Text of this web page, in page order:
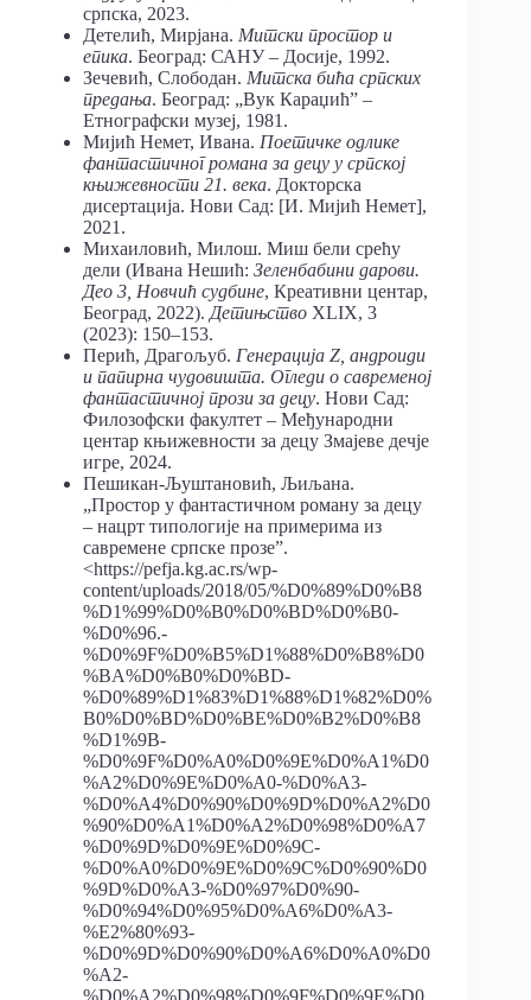
српска, 2023.
Детелић, Мирјана. Митски простор и
епика. Београд: САНУ – Досије, 1992.
Зечевић, Слободан. Митска бића српских
предања. Београд: „Вук Караџић” –
Етнографски музеј, 1981.
Мијић Немет, Иванa. Поетичке одлике
фантастичног романа за децу у српској
књижевности 21. века. Докторска
дисертација. Нови Сад: [И. Мијић Немет],
2021.
Михаиловић, Милош. Миш бели срећу
дели (Ивана Нешић: Зеленбабини дарови.
Део 3, Новчић судбине, Креативни центар,
Београд, 2022). Детињство XLIX, 3
(2023): 150–153.
Перић, Драгољуб. Генерација Z, андроиди
и папирна чудовишта. Огледи о савременој
фантастичној прози за децу. Нови Сад:
Филозофски факултет – Међународни
центар књижевности за децу Змајеве дечје
игре, 2024.
Пешикан-Љуштановић, Љиљана.
„Простор у фантастичном роману за децу
– нацрт типологије на примерима из
савремене српске прозе”.
<https://pefja.kg.ac.rs/wp-
content/uploads/2018/05/%D0%89%D0%B8
%D1%99%D0%B0%D0%BD%D0%B0-
%D0%96.-
%D0%9F%D0%B5%D1%88%D0%B8%D0
%BA%D0%B0%D0%BD-
%D0%89%D1%83%D1%88%D1%82%D0%
B0%D0%BD%D0%BE%D0%B2%D0%B8
%D1%9B-
%D0%9F%D0%A0%D0%9E%D0%A1%D0
%A2%D0%9E%D0%A0-%D0%A3-
%D0%A4%D0%90%D0%9D%D0%A2%D0
%90%D0%A1%D0%A2%D0%98%D0%A7
%D0%9D%D0%9E%D0%9C-
%D0%A0%D0%9E%D0%9C%D0%90%D0
%9D%D0%A3-%D0%97%D0%90-
%D0%94%D0%95%D0%A6%D0%A3-
%E2%80%93-
%D0%9D%D0%90%D0%A6%D0%A0%D0
%A2-